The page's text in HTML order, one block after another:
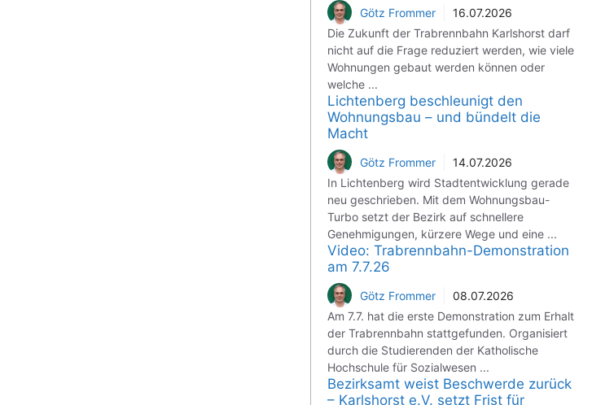
Götz Frommer
16.07.2026
Die Zukunft der Trabrennbahn Karlshorst darf
nicht auf die Frage reduziert werden, wie viele
Wohnungen gebaut werden können oder
welche ...
Lichtenberg beschleunigt den
Wohnungsbau – und bündelt die
Macht
Götz Frommer
14.07.2026
In Lichtenberg wird Stadtentwicklung gerade
neu geschrieben. Mit dem Wohnungsbau-
Turbo setzt der Bezirk auf schnellere
Genehmigungen, kürzere Wege und eine ...
Video: Trabrennbahn-Demonstration
am 7.7.26
Götz Frommer
08.07.2026
Am 7.7. hat die erste Demonstration zum Erhalt
der Trabrennbahn stattgefunden. Organisiert
durch die Studierenden der Katholische
Hochschule für Sozialwesen ...
Bezirksamt weist Beschwerde zurück
– Karlshorst e.V. setzt Frist für